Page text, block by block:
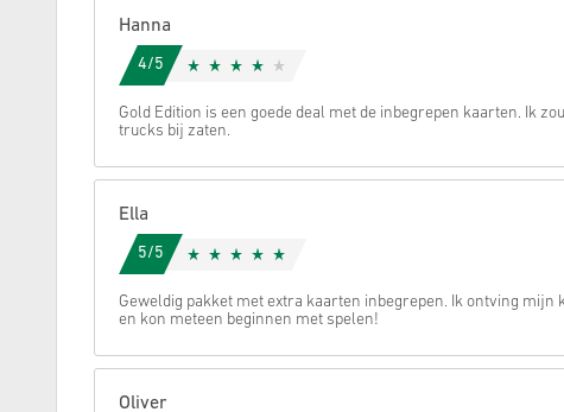
Annuleren
Hanna
4/5
Gold Edition is een goede deal met de inbegrepen kaarten. Ik
trucks bij zaten.
Ella
5/5
Geweldig pakket met extra kaarten inbegrepen. Ik ontving mijn
en kon meteen beginnen met spelen!
Oliver